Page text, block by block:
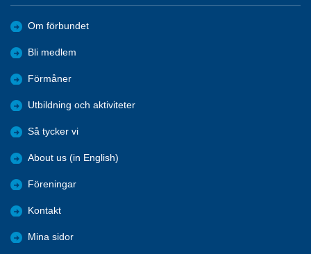
Om förbundet
Bli medlem
Förmåner
Utbildning och aktiviteter
Så tycker vi
About us (in English)
Föreningar
Kontakt
Mina sidor